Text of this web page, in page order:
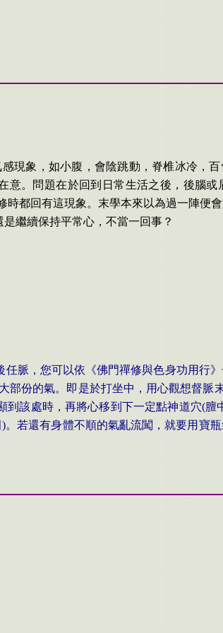
現象，如小腹，會陰跳動，脊椎冰冷，
意。問題在於回到日常生活之後，後腦
都回有這現象。末學本來以為過一陣便
是繼續保持平常心，不當一回事？
脈，您可以依《佛門禪修與色身功用行》
部份的氣。即是於打坐中，用心觀想督脈
到該處時，再將心移到下一定點神道穴(膻
)。若還有身體不順的氣亂流闖，就要用寶